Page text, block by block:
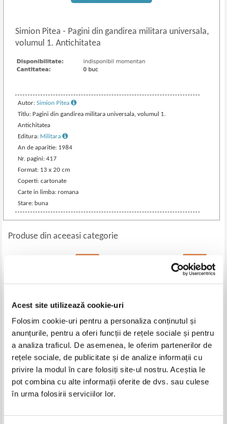
Acest site utilizează cookie-uri
Folosim cookie-uri pentru a personaliza conținutul și
anunțurile, pentru a oferi funcții de rețele sociale și pentru
a analiza traficul. De asemenea, le oferim partenerilor de
rețele sociale, de publicitate și de analize informații cu
privire la modul în care folosiți site-ul nostru. Aceștia le
pot combina cu alte informații oferite de dvs. sau culese
în urma folosirii serviciilor lor.
Simion Pitea- Pagini din gandirea militara universala,
volumul 1. Antichitatea
Autor:Simion Pitea
Titlu: Pagini din gandirea militara universala, volumul 1.
Antichitatea
Editura: Militara
An de aparitie: 1984
Nr. pagini: 417
Format: 13 x 20 cm
Coperti: cartonate
Carte in limba: romana
Stare: buna
Produse din aceeasi categorie
12 ani cu Hitler 1933 - 1945.
lui Hitler
Pret:21,00Lei 14,70 Lei
Adaugă în coș
Victor Suvorov - Ultima
republica, volumul 2. Cauza
sfanta
Pret:28,00Lei 18,20 Lei